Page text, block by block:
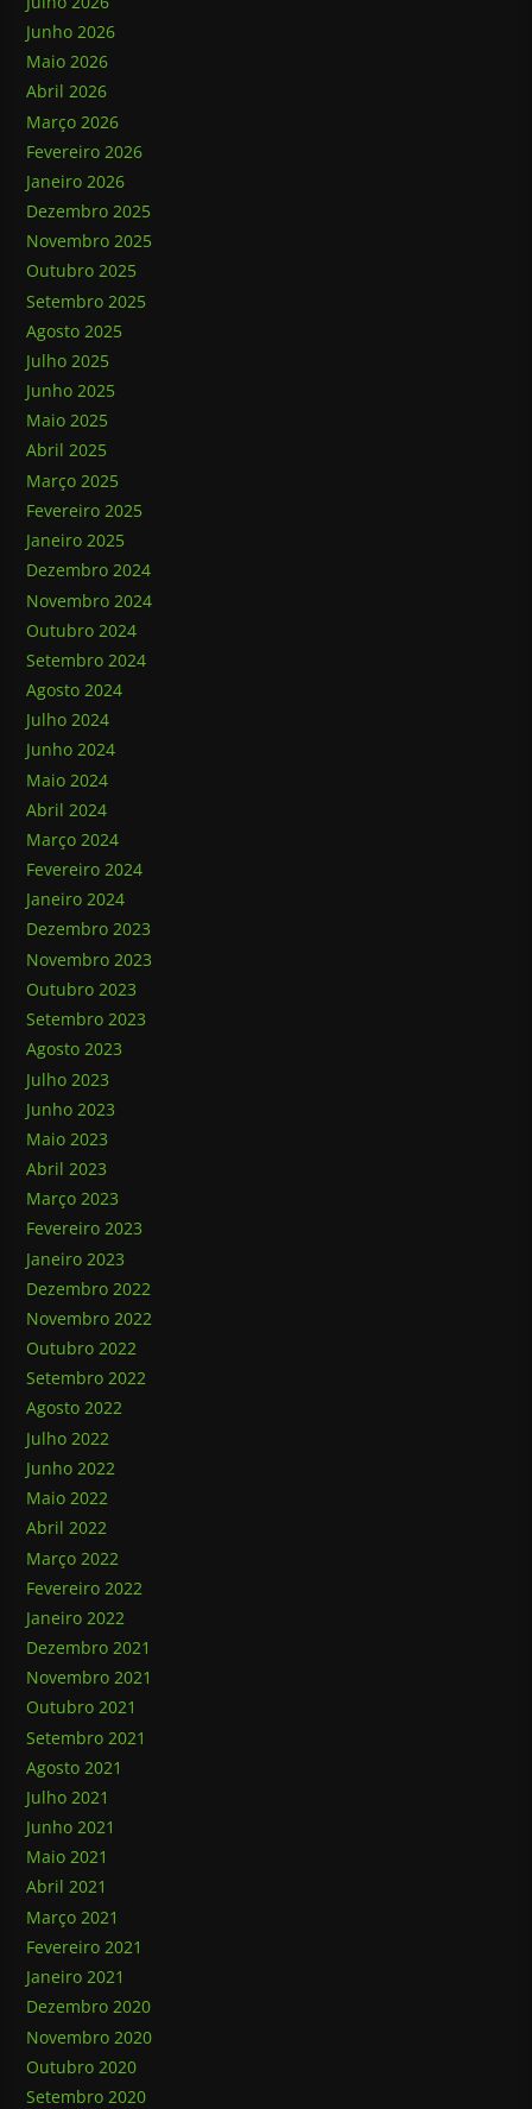
Junho 2026
Maio 2026
Abril 2026
Março 2026
Fevereiro 2026
Janeiro 2026
Dezembro 2025
Novembro 2025
Outubro 2025
Setembro 2025
Agosto 2025
Julho 2025
Junho 2025
Maio 2025
Abril 2025
Março 2025
Fevereiro 2025
Janeiro 2025
Dezembro 2024
Novembro 2024
Outubro 2024
Setembro 2024
Agosto 2024
Julho 2024
Junho 2024
Maio 2024
Abril 2024
Março 2024
Fevereiro 2024
Janeiro 2024
Dezembro 2023
Novembro 2023
Outubro 2023
Setembro 2023
Agosto 2023
Julho 2023
Junho 2023
Maio 2023
Abril 2023
Março 2023
Fevereiro 2023
Janeiro 2023
Dezembro 2022
Novembro 2022
Outubro 2022
Setembro 2022
Agosto 2022
Julho 2022
Junho 2022
Maio 2022
Abril 2022
Março 2022
Fevereiro 2022
Janeiro 2022
Dezembro 2021
Novembro 2021
Outubro 2021
Setembro 2021
Agosto 2021
Julho 2021
Junho 2021
Maio 2021
Abril 2021
Março 2021
Fevereiro 2021
Janeiro 2021
Dezembro 2020
Novembro 2020
Outubro 2020
Setembro 2020